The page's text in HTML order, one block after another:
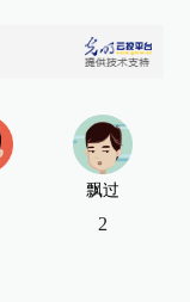
飘过
2